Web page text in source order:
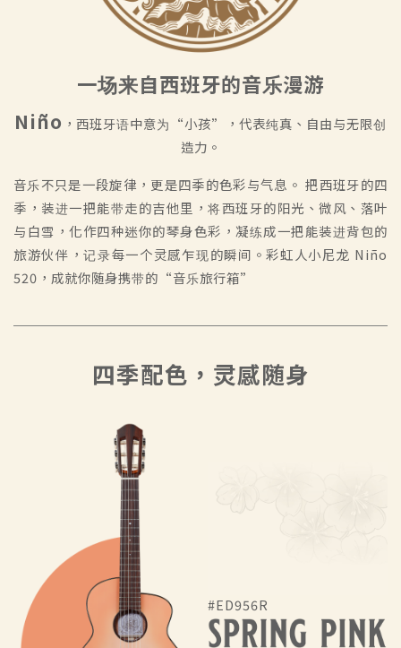
一场来自西班牙的音乐漫游
Niño ，西班牙语中意为“小孩”，代表纯真、自由与无限创
造力。
音乐不只是一段旋律，更是四季的色彩与气息。 把西班牙的四
季，装进一把能带走的吉他里，将西班牙的阳光、微风、落叶
与白雪，化作四种迷你的琴身色彩，凝练成一把能装进背包的
旅游伙伴，记录每一个灵感乍现的瞬间。彩虹人小尼龙 Niño
520，成就你随身携带的“音乐旅行箱”
四季配色，灵感随身
#ED956R